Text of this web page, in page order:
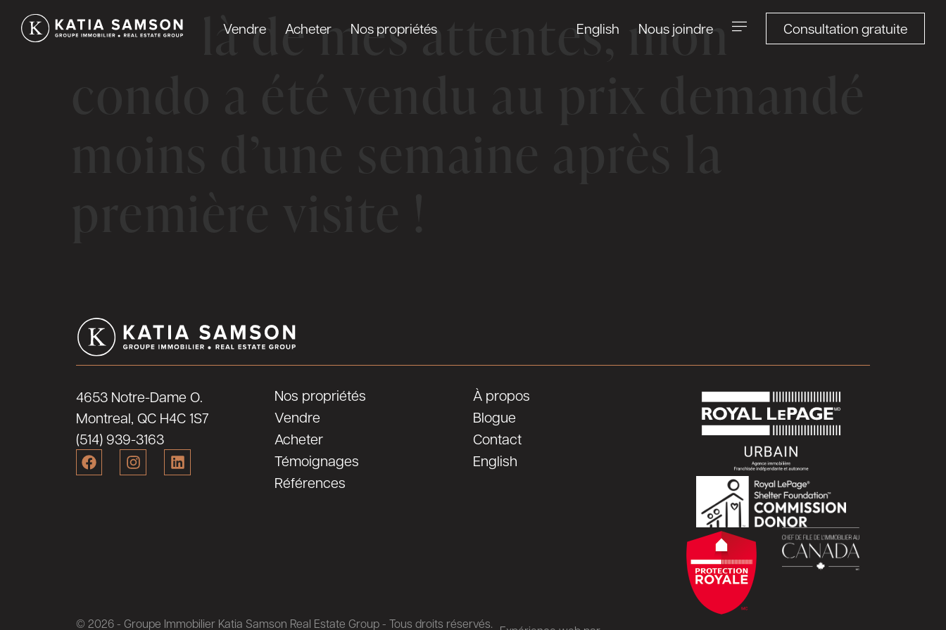
Vendre Acheter Nos propriétés English Nous joindre Consultation gratuite
Au-delà de mes attentes, mon
4653 Notre-Dame O.
Montreal, QC H4C 1S7
(514) 939-3163
Nos propriétés
Vendre
Acheter
Témoignages
Références
À propos
Blogue
Contact
English
© 2026 - Groupe Immobilier Katia Samson Real Estate Group - Tous droits réservés.